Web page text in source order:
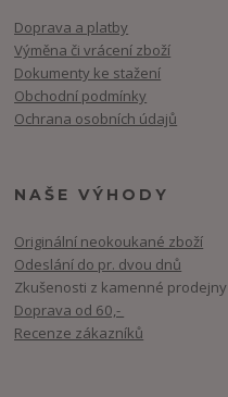
Doprava a platby
Výměna či vrácení zboží
Dokumenty ke stažení
Obchodní podmínky
Ochrana osobních údajů
NAŠE VÝHODY
Originální neokoukané zboží
Odeslání do pr. dvou dnů
Zkušenosti z kamenné prodejny
Doprava od 60,-
Recenze zákazníků